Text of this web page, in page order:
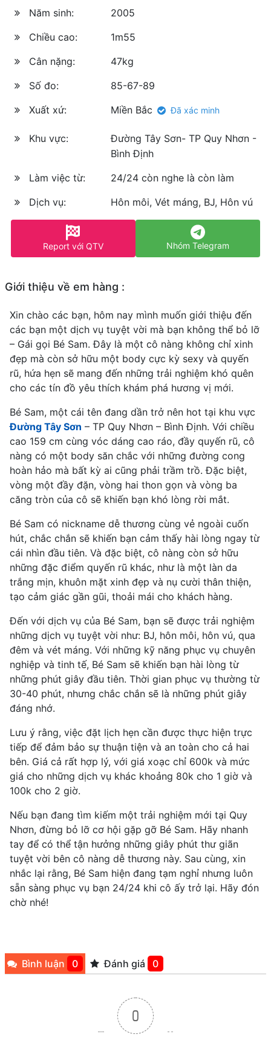
Năm sinh:
2005
Chiều cao:
1m55
Cân nặng:
47kg
Số đo:
85-67-89
Xuất xứ:
Miền Bắc Đã xác minh
Khu vực:
Đường Tây Sơn- TP Quy Nhơn -
Bình Định
Làm việc từ:
24/24 còn nghe là còn làm
Dịch vụ:
Hôn môi, Vét máng, BJ, Hôn vú
Report với QTV Nhóm Telegram
Giới thiệu về em hàng :
Xin chào các bạn, hôm nay mình muốn giới thiệu đến
các bạn một dịch vụ tuyệt vời mà bạn không thể bỏ lỡ
– Gái gọi Bé Sam. Đây là một cô nàng không chỉ xinh
đẹp mà còn sở hữu một body cực kỳ sexy và quyến
rũ, hứa hẹn sẽ mang đến những trải nghiệm khó quên
cho các tín đồ yêu thích khám phá hương vị mới.
Bé Sam, một cái tên đang dần trở nên hot tại khu vực
Đường Tây Sơn – TP Quy Nhơn – Bình Định. Với chiều
cao 159 cm cùng vóc dáng cao ráo, đầy quyến rũ, cô
nàng có một body săn chắc với những đường cong
hoàn hảo mà bất kỳ ai cũng phải trầm trồ. Đặc biệt,
vòng một đầy đặn, vòng hai thon gọn và vòng ba
căng tròn của cô sẽ khiến bạn khó lòng rời mắt.
Bé Sam có nickname dễ thương cùng vẻ ngoài cuốn
hút, chắc chắn sẽ khiến bạn cảm thấy hài lòng ngay từ
cái nhìn đầu tiên. Và đặc biệt, cô nàng còn sở hữu
những đặc điểm quyến rũ khác, như là một làn da
trắng mịn, khuôn mặt xinh đẹp và nụ cười thân thiện,
tạo cảm giác gần gũi, thoải mái cho khách hàng.
Đến với dịch vụ của Bé Sam, bạn sẽ được trải nghiệm
những dịch vụ tuyệt vời như: BJ, hôn môi, hôn vú, qua
đêm và vét máng. Với những kỹ năng phục vụ chuyên
nghiệp và tinh tế, Bé Sam sẽ khiến bạn hài lòng từ
những phút giây đầu tiên. Thời gian phục vụ thường từ
30-40 phút, nhưng chắc chắn sẽ là những phút giây
đáng nhớ.
Lưu ý rằng, việc đặt lịch hẹn cần được thực hiện trực
tiếp để đảm bảo sự thuận tiện và an toàn cho cả hai
bên. Giá cả rất hợp lý, với giá xoạc chỉ 600k và mức
giá cho những dịch vụ khác khoảng 80k cho 1 giờ và
100k cho 2 giờ.
Nếu bạn đang tìm kiếm một trải nghiệm mới tại Quy
Nhơn, đừng bỏ lỡ cơ hội gặp gỡ Bé Sam. Hãy nhanh
tay để có thể tận hưởng những giây phút thư giãn
tuyệt vời bên cô nàng dễ thương này. Sau cùng, xin
nhắc lại rằng, Bé Sam hiện đang tạm nghỉ nhưng luôn
sẵn sàng phục vụ bạn 24/24 khi cô ấy trở lại. Hãy đón
chờ nhé!
Bình luận 0 Đánh giá 0
0